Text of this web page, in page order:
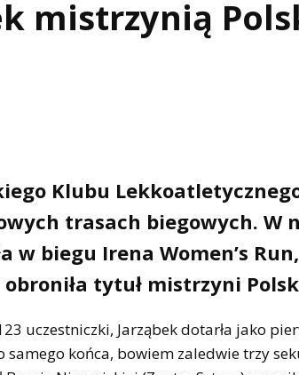
mistrzynią
Klubu
trasach biegowych. W
w biegu Irena Women’s
tytuł mistrzyni
uczestniczki, Jarząbek dotarła jako
samego końca, bowiem zaledwie trzy